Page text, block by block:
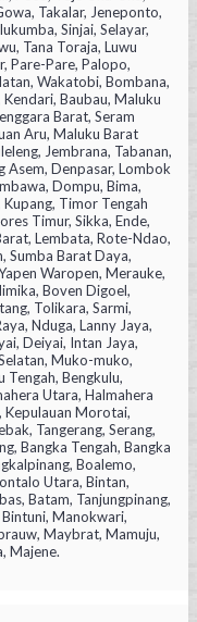
Takalar, Jeneponto,
Sinjai, Selayar,
Tana Toraja, Luwu
Pare-Pare, Palopo,
Wakatobi, Bombana,
Baubau, Maluku
Barat, Seram
Aru, Maluku Barat
Jembrana, Tabanan,
Asem, Denpasar, Lombok
Dompu, Bima,
Timor Tengah
Timur, Sikka, Ende,
Lembata, Rote-Ndao,
Sumba Barat Daya,
Waropen, Merauke,
Boven Digoel,
Tolikara, Sarmi,
Nduga, Lanny Jaya,
Deiyai, Intan Jaya,
Muko-muko,
Tengah, Bengkulu,
Utara, Halmahera
Kepulauan Morotai,
Tangerang, Serang,
Bangka Tengah, Bangka
Boalemo,
Utara, Bintan,
Batam, Tanjungpinang,
Manokwari,
Maybrat, Mamuju,
Majene.